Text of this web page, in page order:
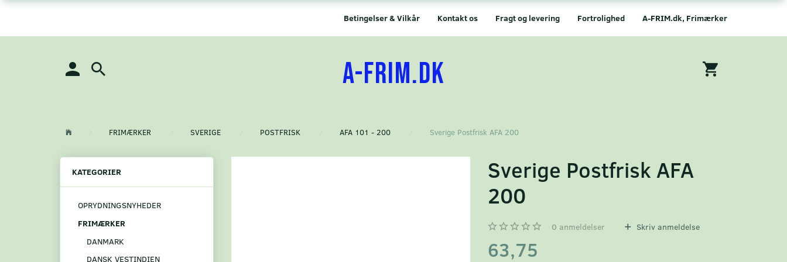
A-FRIM.dk, Frimærker
Fortrolighed
Fragt og levering
Kontakt os
Betingelser & Vilkår
A-FRIM.DK
FRIMÆRKER SVERIGE POSTFRISK AFA 101 - 200 Sverige Postfrisk AFA 200
KATEGORIER
OPRYDNINGSNYHEDER
FRIMÆRKER
DANMARK
DANSK VESTINDIEN
Sverige Postfrisk AFA
200
0 anmeldelser Skriv anmeldelse
63,75